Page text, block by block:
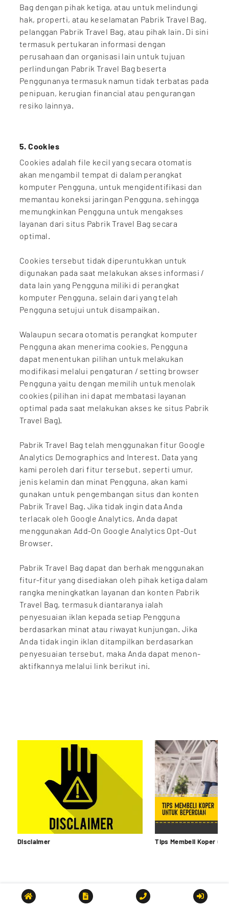
Bag dengan pihak ketiga, atau untuk melindungi
hak, properti, atau keselamatan Pabrik Travel Bag,
pelanggan Pabrik Travel Bag, atau pihak lain. Di sini
termasuk pertukaran informasi dengan
perusahaan dan organisasi lain untuk tujuan
perlindungan Pabrik Travel Bag beserta
Penggunanya termasuk namun tidak terbatas pada
penipuan, kerugian financial atau pengurangan
resiko lainnya.
5. Cookies
Cookies adalah file kecil yang secara otomatis
akan mengambil tempat di dalam perangkat
komputer Pengguna, untuk mengidentifikasi dan
memantau koneksi jaringan Pengguna, sehingga
memungkinkan Pengguna untuk mengakses
layanan dari situs Pabrik Travel Bag secara
optimal.
Cookies tersebut tidak diperuntukkan untuk
digunakan pada saat melakukan akses informasi /
data lain yang Pengguna miliki di perangkat
komputer Pengguna, selain dari yang telah
Pengguna setujui untuk disampaikan.
Walaupun secara otomatis perangkat komputer
Pengguna akan menerima cookies, Pengguna
dapat menentukan pilihan untuk melakukan
modifikasi melalui pengaturan / setting browser
Pengguna yaitu dengan memilih untuk menolak
cookies (pilihan ini dapat membatasi layanan
optimal pada saat melakukan akses ke situs Pabrik
Travel Bag).
Pabrik Travel Bag telah menggunakan fitur Google
Analytics Demographics and Interest. Data yang
kami peroleh dari fitur tersebut, seperti umur,
jenis kelamin dan minat Pengguna, akan kami
gunakan untuk pengembangan situs dan konten
Pabrik Travel Bag. Jika tidak ingin data Anda
terlacak oleh Google Analytics, Anda dapat
menggunakan Add-On Google Analytics Opt-Out
Browser.
Pabrik Travel Bag dapat dan berhak menggunakan
fitur-fitur yang disediakan oleh pihak ketiga dalam
rangka meningkatkan layanan dan konten Pabrik
Travel Bag, termasuk diantaranya ialah
penyesuaian iklan kepada setiap Pengguna
berdasarkan minat atau riwayat kunjungan. Jika
Anda tidak ingin iklan ditampilkan berdasarkan
penyesuaian tersebut, maka Anda dapat menon-
aktifkannya melalui link berikut ini.
Disclaimer Tips Membeli Koper